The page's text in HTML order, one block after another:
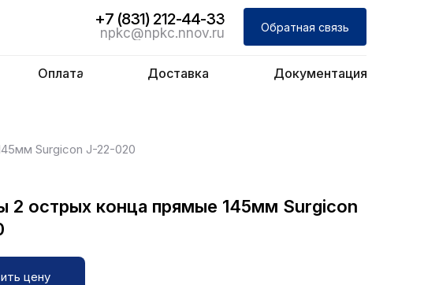
Обратная связь
Оплата Доставка Документация
+7 (831) 212-44-33
npkc@npkc.nnov.ru
Surgicon J-22-020
2 острых конца прямые 145мм Surgicon
цену